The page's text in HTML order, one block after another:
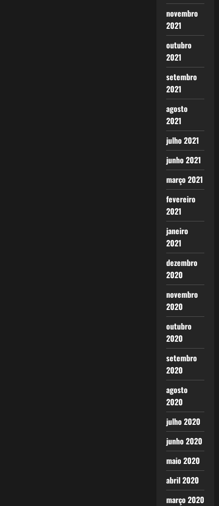
novembro
2021
outubro
2021
setembro
2021
agosto
2021
julho 2021
junho 2021
março 2021
fevereiro
2021
janeiro
2021
dezembro
2020
novembro
2020
outubro
2020
setembro
2020
agosto
2020
julho 2020
junho 2020
maio 2020
abril 2020
março 2020